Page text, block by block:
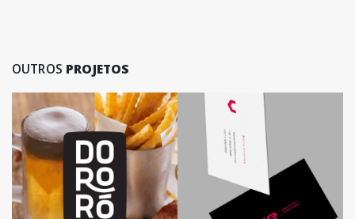
OUTROS PROJETOS